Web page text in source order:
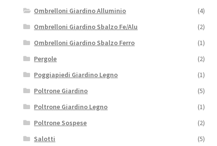
Ombrelloni Giardino Alluminio
(4)
Ombrelloni Giardino Sbalzo Fe/Alu
(2)
Ombrelloni Giardino Sbalzo Ferro
(1)
Pergole
(2)
Poggiapiedi Giardino Legno
(1)
Poltrone Giardino
(5)
Poltrone Giardino Legno
(1)
Poltrone Sospese
(2)
Salotti
(5)